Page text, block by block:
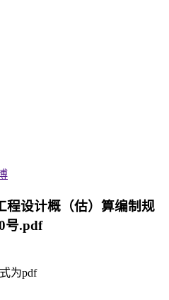
程设计概（估）算编制规
号.pdf
为pdf